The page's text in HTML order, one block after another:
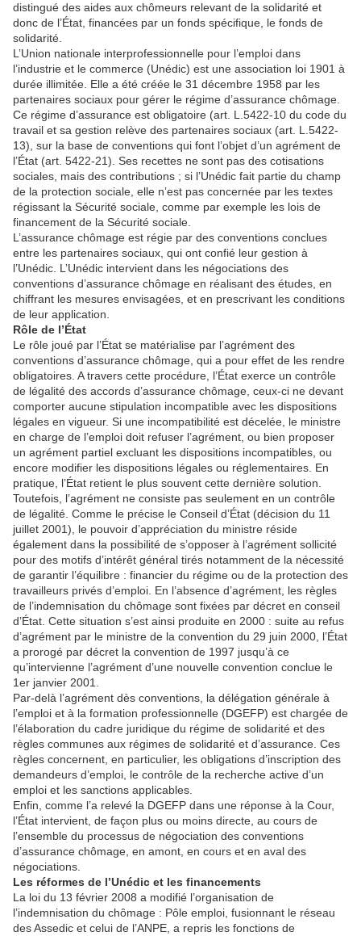
distingué des aides aux chômeurs relevant de la solidarité et
donc de l’État, financées par un fonds spécifique, le fonds de
solidarité.
L’Union nationale interprofessionnelle pour l’emploi dans
l’industrie et le commerce (Unédic) est une association loi 1901 à
durée illimitée. Elle a été créée le 31 décembre 1958 par les
partenaires sociaux pour gérer le régime d’assurance chômage.
Ce régime d’assurance est obligatoire (art. L.5422-10 du code du
travail et sa gestion relève des partenaires sociaux (art. L.5422-
13), sur la base de conventions qui font l’objet d’un agrément de
l’État (art. 5422-21). Ses recettes ne sont pas des cotisations
sociales, mais des contributions ; si l’Unédic fait partie du champ
de la protection sociale, elle n’est pas concernée par les textes
régissant la Sécurité sociale, comme par exemple les lois de
financement de la Sécurité sociale.
L’assurance chômage est régie par des conventions conclues
entre les partenaires sociaux, qui ont confié leur gestion à
l’Unédic. L’Unédic intervient dans les négociations des
conventions d’assurance chômage en réalisant des études, en
chiffrant les mesures envisagées, et en prescrivant les conditions
de leur application.
Rôle de l’État
Le rôle joué par l’État se matérialise par l’agrément des
conventions d’assurance chômage, qui a pour effet de les rendre
obligatoires. A travers cette procédure, l’État exerce un contrôle
de légalité des accords d’assurance chômage, ceux-ci ne devant
comporter aucune stipulation incompatible avec les dispositions
légales en vigueur. Si une incompatibilité est décelée, le ministre
en charge de l’emploi doit refuser l’agrément, ou bien proposer
un agrément partiel excluant les dispositions incompatibles, ou
encore modifier les dispositions légales ou réglementaires. En
pratique, l’État retient le plus souvent cette dernière solution.
Toutefois, l’agrément ne consiste pas seulement en un contrôle
de légalité. Comme le précise le Conseil d’État (décision du 11
juillet 2001), le pouvoir d’appréciation du ministre réside
également dans la possibilité de s’opposer à l’agrément sollicité
pour des motifs d’intérêt général tirés notamment de la nécessité
de garantir l’équilibre : financier du régime ou de la protection des
travailleurs privés d’emploi. En l’absence d’agrément, les règles
de l’indemnisation du chômage sont fixées par décret en conseil
d’État. Cette situation s’est ainsi produite en 2000 : suite au refus
d’agrément par le ministre de la convention du 29 juin 2000, l’État
a prorogé par décret la convention de 1997 jusqu’à ce
qu’intervienne l’agrément d’une nouvelle convention conclue le
1er janvier 2001.
Par-delà l’agrément dès conventions, la délégation générale à
l’emploi et à la formation professionnelle (DGEFP) est chargée de
l’élaboration du cadre juridique du régime de solidarité et des
règles communes aux régimes de solidarité et d’assurance. Ces
règles concernent, en particulier, les obligations d’inscription des
demandeurs d’emploi, le contrôle de la recherche active d’un
emploi et les sanctions applicables.
Enfin, comme l’a relevé la DGEFP dans une réponse à la Cour,
l’État intervient, de façon plus ou moins directe, au cours de
l’ensemble du processus de négociation des conventions
d’assurance chômage, en amont, en cours et en aval des
négociations.
Les réformes de l’Unédic et les financements
La loi du 13 février 2008 a modifié l’organisation de
l’indemnisation du chômage : Pôle emploi, fusionnant le réseau
des Assedic et celui de l’ANPE, a repris les fonctions de